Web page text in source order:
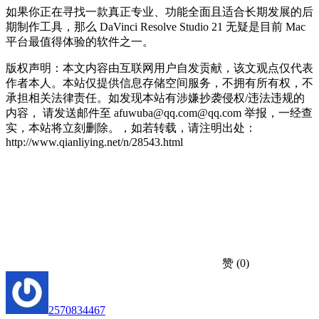
如果你正在寻找一款真正专业、功能全面且适合长期发展的后
期制作工具，那么 DaVinci Resolve Studio 21 无疑是目前 Mac
平台最值得体验的软件之一。
版权声明：本文内容由互联网用户自发贡献，该文观点仅代表
作者本人。本站仅提供信息存储空间服务，不拥有所有权，不
承担相关法律责任。如发现本站有涉嫌抄袭侵权/违法违规的
内容， 请发送邮件至 afuwuba@qq.com@qq.com 举报，一经查
实，本站将立刻删除。，如若转载，请注明出处：
http://www.qianliying.net/n/28543.html
赞 (0)
2570834467